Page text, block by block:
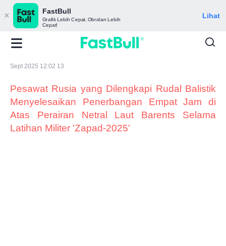
FastBull
Grafik Lebih Cepat, Obrolan Lebih
Cepat!
Lihat
Sept 2025 12:02 13
Pesawat Rusia yang Dilengkapi Rudal Balistik
Menyelesaikan Penerbangan Empat Jam di
Atas Perairan Netral Laut Barents Selama
Latihan Militer 'Zapad-2025'